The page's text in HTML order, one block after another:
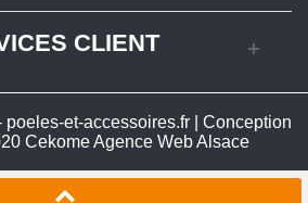
CLIENT
poeles-et-accessoires.fr | Conception
Cekome Agence Web Alsace